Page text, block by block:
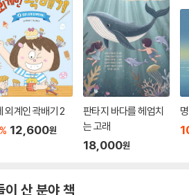
동수의 장기가 유감없이 발휘되어 있습니다.
그려 버린 것 같지만, 책장을 넘기다 보면 결
는 것을 금방 눈치 챌 수 있을 것입니다. 조금
수는 이번 작업을 하면서 동식물의 생태적인
들을 단순하면서도 정확하게 표현하느라 꽤
처럼 도시에서 나고 자란 터라 농촌을 제대
도 있겠지만, 자주감자는 줄기에서도 자줏
나기, 돌려나기, 마주나기 하는 식으로 잎차
로 잘 표현되어 있습니다.
외계인 곽배기 2
% 12,600원
판타지 바다를 헤엄치
는 고래
18,000원
이 산 분야 책